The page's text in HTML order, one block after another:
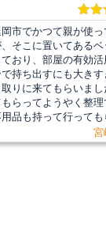
岡市でかつて親が使
、そこに置いてある
ており、部屋の有効
持ち出すにも大きす
取りに来てもらいま
もらってようやく整
品も持って行っても
宮